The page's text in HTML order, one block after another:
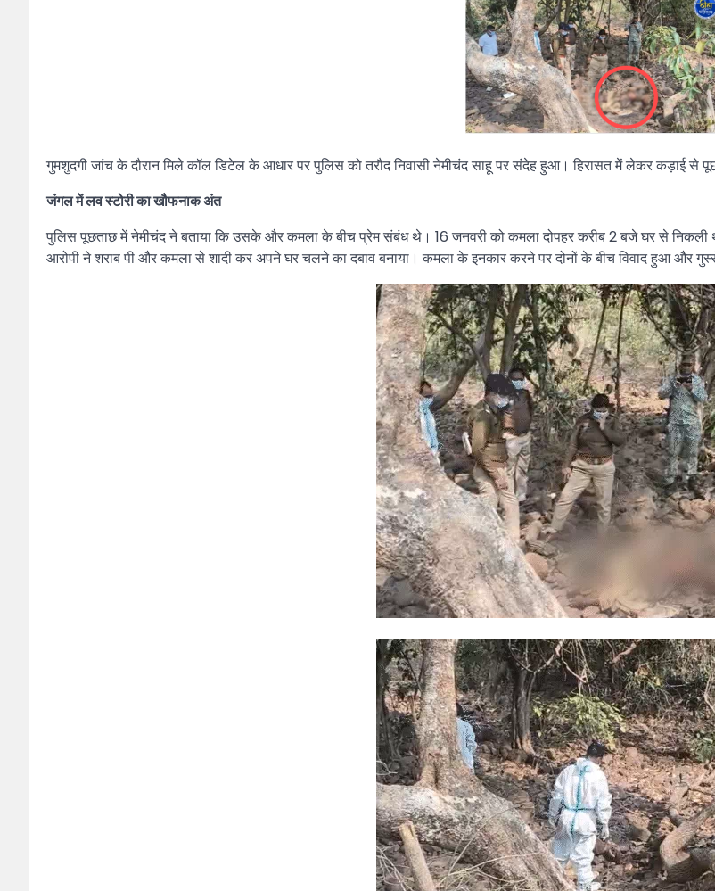
गुमशुदगी जांच के दौरान मिले कॉल डिटेल के आधार पर पुलिस को तरौद निवासी नेमीचंद साहू पर संदेह हुआ। हिरासत में लेकर कड़ाई से
जंगल में लव स्टोरी का खौफनाक अंत
पुलिस पूछताछ में नेमीचंद ने बताया कि उसके और कमला के बीच प्रेम संबंध थे। 16 जनवरी को कमला दोपहर करीब 2 बजे घर से
आरोपी ने शराब पी और कमला से शादी कर अपने घर चलने का दबाव बनाया। कमला के इनकार करने पर दोनों के बीच विवाद हुआ और